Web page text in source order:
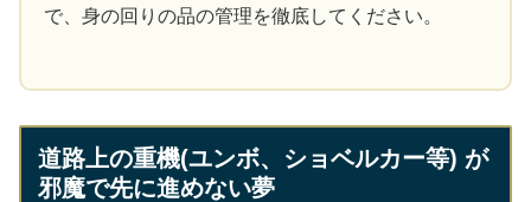
で、身の回りの品の管理を徹底してください。
道路上の重機(ユンボ、ショベルカー等) が
邪魔で先に進めない夢